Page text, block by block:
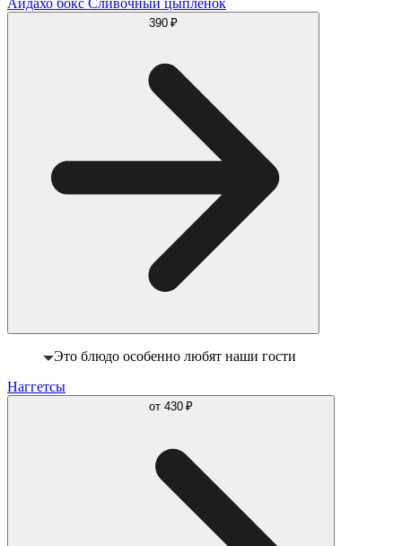
390 ₽
Это блюдо особенно любят наши гости
Наггетсы
от 430 ₽